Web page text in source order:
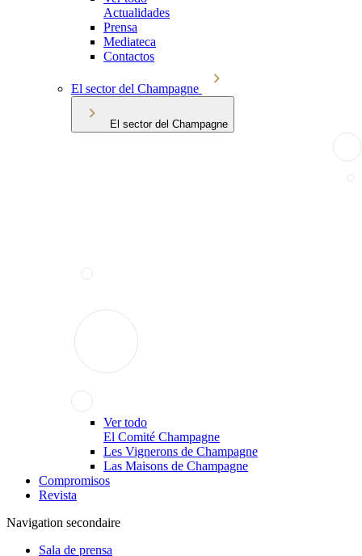
Actualidades
Prensa
Mediateca
Contactos
El sector del Champagne
El sector del Champagne
Ver todo
El Comité Champagne
Les Vignerons de Champagne
Las Maisons de Champagne
Compromisos
Revista
Navigation secondaire
Sala de prensa